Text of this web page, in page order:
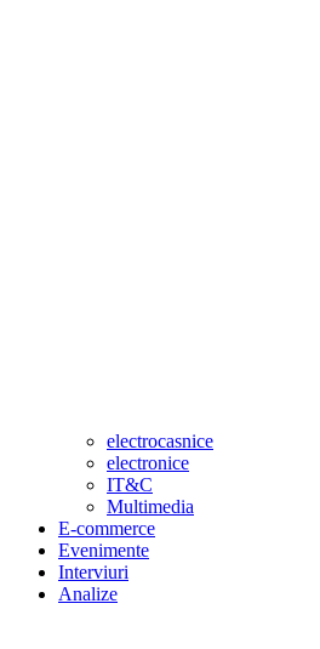
electrocasnice
electronice
IT&C
Multimedia
E-commerce
Evenimente
Interviuri
Analize